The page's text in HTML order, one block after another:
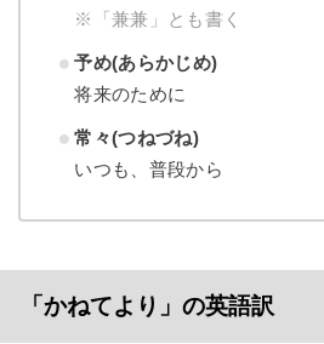
※「兼兼」とも書く
予め(あらかじめ)
将来のために
常々(つねづね)
いつも、普段から
「かねてより」の英語訳